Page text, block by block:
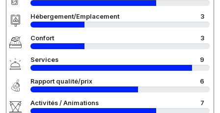
Hébergement/Emplacement 3
Confort 3
Services 9
Rapport qualité/prix 6
Activités / Animations 7